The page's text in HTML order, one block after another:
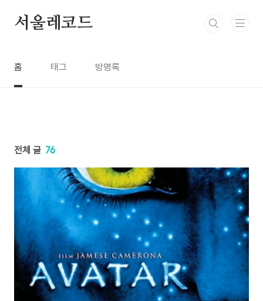
서울레코드
홈 태그 방명록
전체 글 76